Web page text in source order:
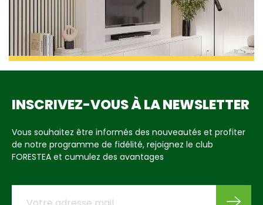
INSCRIVEZ-VOUS À LA NEWSLETTER
Vous souhaitez être informés des nouveautés et profiter
de notre programme de fidélité, rejoignez le club
FORESTEA et cumulez des avantages